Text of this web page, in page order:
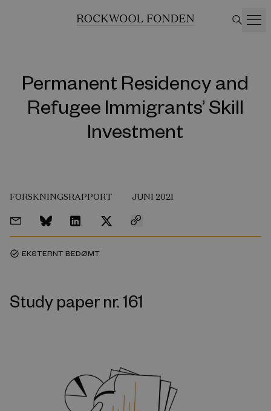
Permanent Residency and
Refugee Immigrants’ Skill
Investment
FORSKNINGSRAPPORT JUNI 2021
task_alt EKSTERNT BEDØMT
Study paper nr. 161